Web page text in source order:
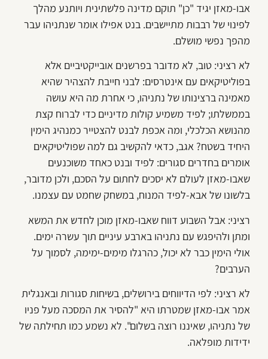
אבו-מאזן יגיד "כן" תוקם מדינה פלשתינית ויותנע מהלך
לפינוי של רבבות מתיישבים. בנט אפילו אומר שנתניהו עבר
מהפך נפשי מושלם.
לא רציני: טוב, לא מדובר בפרשנים אובייקטיביים אלא
בפוליטיקאים עם אינטרסים: לבני חייבת להצהיר שהיא
מאמינה ברצינותו של נתניהו, כי אחרת מה היא עושה
בממשלתו; לפיד משמיע קולות מדיניים כדי לברוח קצת
מהנושא הכלכלי, ומה אכפת לבנט להצטייר כמנהיג הימין
היחיד בשטח? אגב, כדאי להקשיב גם למה שפוליטיקאים
אומרים בחדרים סגורים: לפיד ובנט כאחד משוכנעים
שאבו-מאזן לעולם לא יסכים לחתום על הסכם, ולכן מדובר,
בלשונו של אבא-לפיד המנוח, במשחק שחמט עם עצמנו.
רציני: אבל השבוע דווח שאבו-מאזן מוכן לחדש את המשא
ומתן ולהיפגש עם נתניהו בארבע עיניים תוך עשרה ימים.
אולי הימין כבר לא יכול, כהרגלו מימים-ימימה, לסמוך על
הערבים?
לא רציני: לפי הדיווחים בירושלים, בשיחות סגורות ובאנגלית
אמר אבו-מאזן שמטרתו היא "להסיר את המסכה מעל פניו
של נתניהו, שאיננו רוצה בשלום". לא נשמע כמו תחילתה של
ידידות מופלאה.